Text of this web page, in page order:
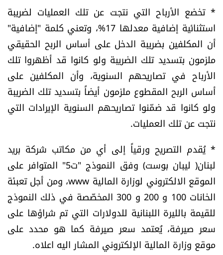
منوّعات
حظّك اليوم
للتاريخ
فيديو
من نحن
للتواصل معنا
شروط الاستخدام
شروط الإشتراك
Digital solutions by
* تخضع الأرباح التي نتجت عن تلك العمليات لضريبة
استثنائية إضافية معدلها 17%، وتعني كلمة "إضافية"
أن المكلفين بضريبة الدخل على أساس الربح الحقيقي
ملزمون بتسديد تلك الضريبة ولو كانوا قد أظهروا تلك
الأرباح في تصاريحهم السنوية، وأن المكلفين على
أساس الربح المقطوع ملزمون أيضاً بتسديد تلك الضريبة
ولو كانوا قد ضمّنوا تصاريحهم السنوية الإيرادات التي
نتجت عن تلك العمليات.
* يُقدم التصريح ورقياً إلى أي من مكاتب شركة بريد
لبنان( ليبان بوست) وفق النموذج "ت5" المتوافر على
الموقع الالكتروني لوزارة المالية www، ومن أجل تعبئة
الخانات 100 و 200 و 300 المخصّصة في ذلك النموذج
للقيمة بالليرة اللبنانية للدولارات التي تم شراؤها على
سعر صيرفة، يُعتمد سعر صيرفة كما هو محدد على
موقع وزارة المالية الإلكتروني المشار اليه اعلاه.